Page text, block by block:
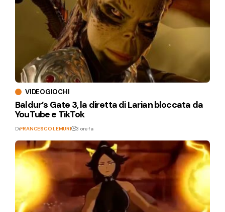
VIDEOGIOCHI
Baldur’s Gate 3, la diretta di Larian bloccata da
YouTube e TikTok
DiFRANCESCO LEMURI 3 ore fa